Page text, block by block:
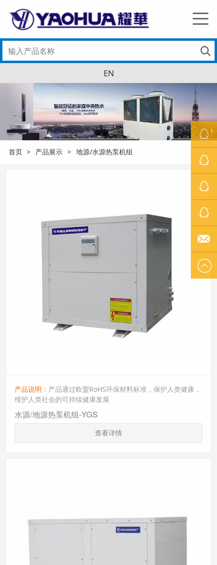
EN
首页 > 产品展示 > 地源/水源热泵机组
产品说明： 产品通过欧盟RoHS环保材料标准，保护人类健康，
维护人类社会的可持续健康发展
水源/地源热泵机组-YGS
查看详情
罗经理
萧先生
冯小姐
李小姐
EMAIL